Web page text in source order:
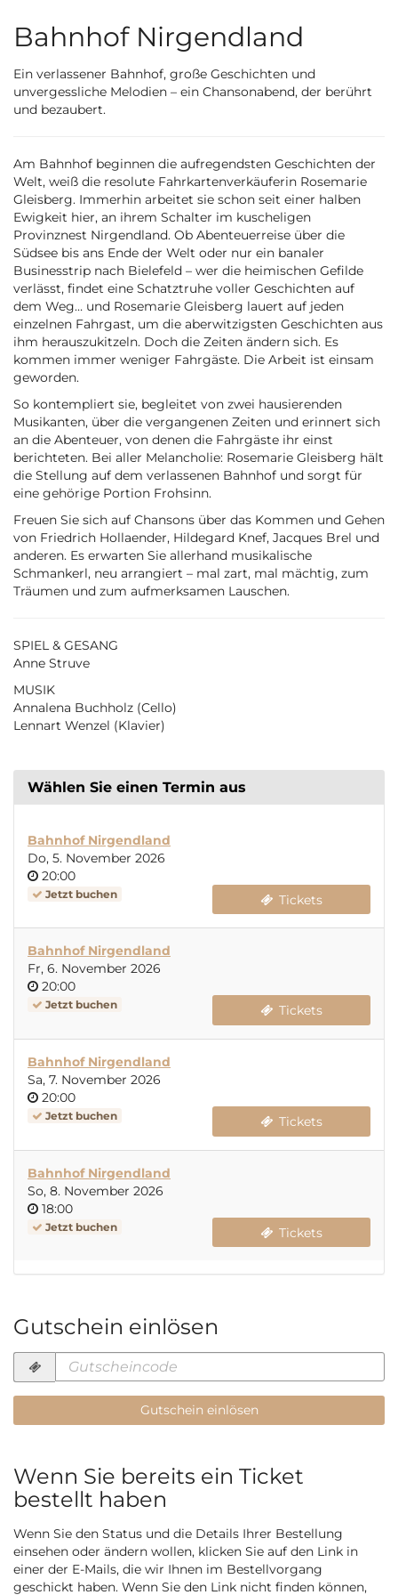
Bahnhof Nirgendland
Ein verlassener Bahnhof, große Geschichten und
unvergessliche Melodien – ein Chansonabend, der berührt
und bezaubert.
Am Bahnhof beginnen die aufregendsten Geschichten der
Welt, weiß die resolute Fahrkartenverkäuferin Rosemarie
Gleisberg. Immerhin arbeitet sie schon seit einer halben
Ewigkeit hier, an ihrem Schalter im kuscheligen
Provinznest Nirgendland. Ob Abenteuerreise über die
Südsee bis ans Ende der Welt oder nur ein banaler
Businesstrip nach Bielefeld – wer die heimischen Gefilde
verlässt, findet eine Schatztruhe voller Geschichten auf
dem Weg… und Rosemarie Gleisberg lauert auf jeden
einzelnen Fahrgast, um die aberwitzigsten Geschichten aus
ihm herauszukitzeln. Doch die Zeiten ändern sich. Es
kommen immer weniger Fahrgäste. Die Arbeit ist einsam
geworden.
So kontempliert sie, begleitet von zwei hausierenden
Musikanten, über die vergangenen Zeiten und erinnert sich
an die Abenteuer, von denen die Fahrgäste ihr einst
berichteten. Bei aller Melancholie: Rosemarie Gleisberg hält
die Stellung auf dem verlassenen Bahnhof und sorgt für
eine gehörige Portion Frohsinn.
Freuen Sie sich auf Chansons über das Kommen und Gehen
von Friedrich Hollaender, Hildegard Knef, Jacques Brel und
anderen. Es erwarten Sie allerhand musikalische
Schmankerl, neu arrangiert – mal zart, mal mächtig, zum
Träumen und zum aufmerksamen Lauschen.
SPIEL & GESANG
Anne Struve
MUSIK
Annalena Buchholz (Cello)
Lennart Wenzel (Klavier)
Wählen Sie einen Termin aus
Bahnhof Nirgendland
Do, 5. November 2026
Uhrzeit
20:00
Jetzt buchen Tickets
Bahnhof Nirgendland
Fr, 6. November 2026
Uhrzeit
20:00
Jetzt buchen Tickets
Bahnhof Nirgendland
Sa, 7. November 2026
Uhrzeit
20:00
Jetzt buchen Tickets
Bahnhof Nirgendland
So, 8. November 2026
Uhrzeit
18:00
Jetzt buchen Tickets
Gutschein einlösen
Gutscheincode
erforderlich
Gutschein einlösen
Wenn Sie bereits ein Ticket
bestellt haben
Wenn Sie den Status und die Details Ihrer Bestellung
einsehen oder ändern wollen, klicken Sie auf den Link in
einer der E-Mails, die wir Ihnen im Bestellvorgang
geschickt haben. Wenn Sie den Link nicht finden können,